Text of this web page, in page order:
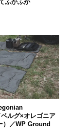
ふかふか
ルグ×オレゴニア
）／WP Ground